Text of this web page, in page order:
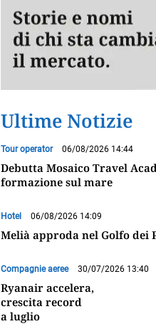
Ultime Notizie
Tour operator 06/08/2026 14:44
Debutta Mosaico Travel
formazione sul mare
Hotel 06/08/2026 14:09
Melià approda nel Golfo dei
Compagnie aeree 30/07/2026 13:40
Ryanair accelera,
crescita record
a luglio